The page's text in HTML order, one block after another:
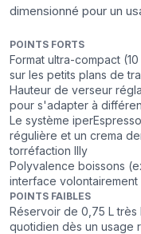
dimensionné pour un
POINTS FORTS
Format ultra-compact
sur les petits plans de
Hauteur de verseur
pour s'adapter à
Le système
régulière et un crema
torréfaction Illy
Polyvalence boissons
interface
POINTS FAIBLES
Réservoir de 0,75 L très
quotidien dès un usage